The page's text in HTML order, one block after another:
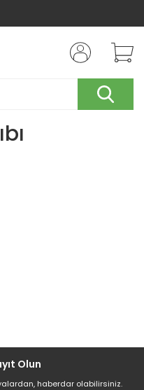
Olun
haberdar olabilirsiniz.